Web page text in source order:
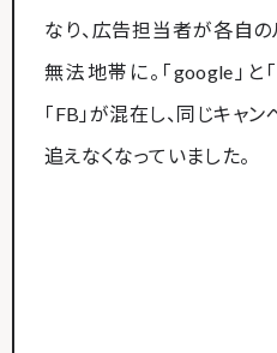
なり、広告担当者が各自
無法地帯に。「google」と
「FB」が混在し、同じキャ
追えなくなっていました。